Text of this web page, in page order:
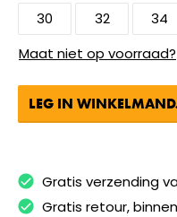
30
32
34
Maat niet op voorraad?
LEG IN
Gratis verzending
Gratis retour,